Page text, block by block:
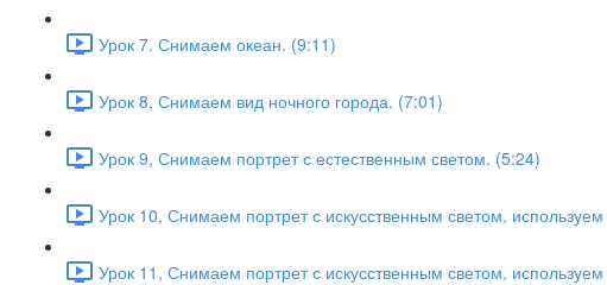
Урок 7. Снимаем океан. (9:11)
Урок 8, Снимаем вид ночного города. (7:01)
Урок 9, Снимаем портрет с естественным светом. (5:24)
Урок 10, Снимаем портрет с искусственным светом,
Урок 11, Снимаем портрет с искусственным светом,